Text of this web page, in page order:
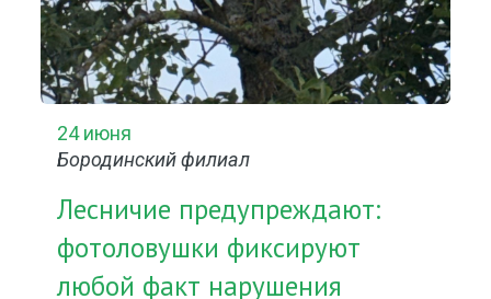
24 июня
Бородинский филиал
Лесничие предупреждают:
фотоловушки фиксируют
любой факт нарушения